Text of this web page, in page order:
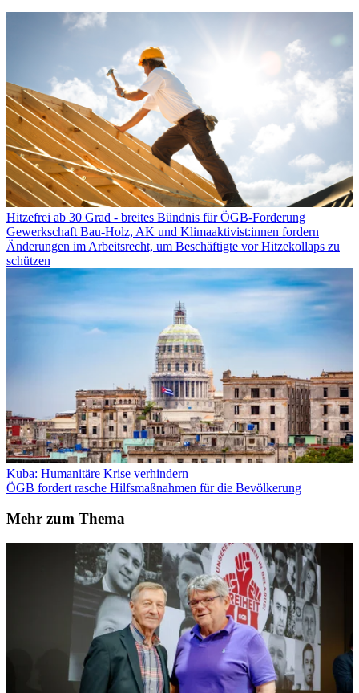
Hitzefrei ab 30 Grad - breites Bündnis für ÖGB-Forderung
Gewerkschaft Bau-Holz, AK und Klimaaktivist:innen fordern
Änderungen im Arbeitsrecht, um Beschäftigte vor Hitzekollaps zu
schützen
Kuba: Humanitäre Krise verhindern
ÖGB fordert rasche Hilfsmaßnahmen für die Bevölkerung
Mehr zum Thema